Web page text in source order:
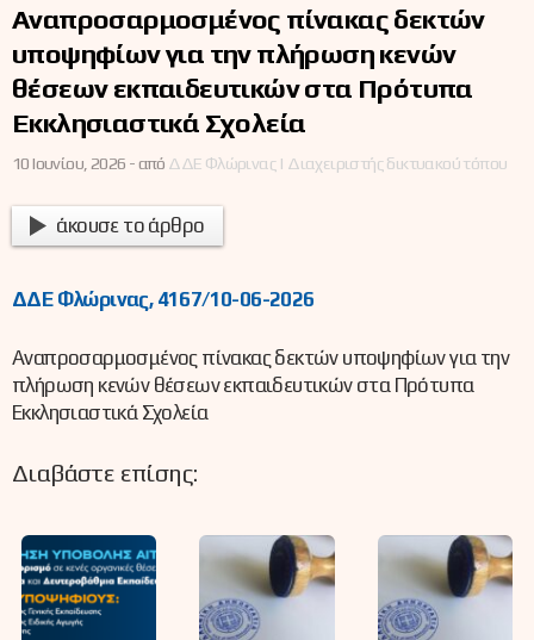
Αναπροσαρμοσμένος πίνακας δεκτών
υποψηφίων για την πλήρωση κενών
θέσεων εκπαιδευτικών στα Πρότυπα
Εκκλησιαστικά Σχολεία
10 Ιουνίου, 2026 -από ΔΔΕ Φλώρινας | Διαχειριστής δικτυακού τόπου
άκουσε το άρθρο
ΔΔΕ Φλώρινας, 4167/10-06-2026
Αναπροσαρμοσμένος πίνακας δεκτών υποψηφίων για την
πλήρωση κενών θέσεων εκπαιδευτικών στα Πρότυπα
Εκκλησιαστικά Σχολεία
Διαβάστε επίσης: